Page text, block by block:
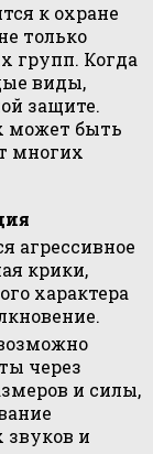
к охране
только
групп. Когда
виды,
защите.
может быть
многих
агрессивное
крики,
характера
через
и силы,
звуков и